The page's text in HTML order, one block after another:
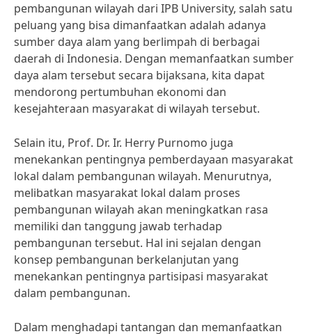
pembangunan wilayah dari IPB University, salah satu
peluang yang bisa dimanfaatkan adalah adanya
sumber daya alam yang berlimpah di berbagai
daerah di Indonesia. Dengan memanfaatkan sumber
daya alam tersebut secara bijaksana, kita dapat
mendorong pertumbuhan ekonomi dan
kesejahteraan masyarakat di wilayah tersebut.
Selain itu, Prof. Dr. Ir. Herry Purnomo juga
menekankan pentingnya pemberdayaan masyarakat
lokal dalam pembangunan wilayah. Menurutnya,
melibatkan masyarakat lokal dalam proses
pembangunan wilayah akan meningkatkan rasa
memiliki dan tanggung jawab terhadap
pembangunan tersebut. Hal ini sejalan dengan
konsep pembangunan berkelanjutan yang
menekankan pentingnya partisipasi masyarakat
dalam pembangunan.
Dalam menghadapi tantangan dan memanfaatkan